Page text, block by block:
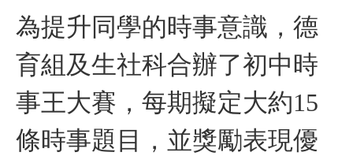
為提升同學的時事意識，德
育組及生社科合辦了初中時
事王大賽，每期擬定大約15
條時事題目，並獎勵表現優